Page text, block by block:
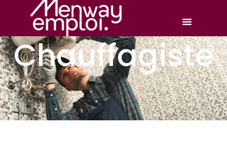
Chauffagiste